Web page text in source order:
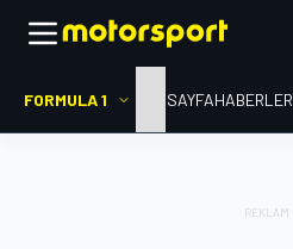
FORMULA 1 ANA SAYFAHABERLER